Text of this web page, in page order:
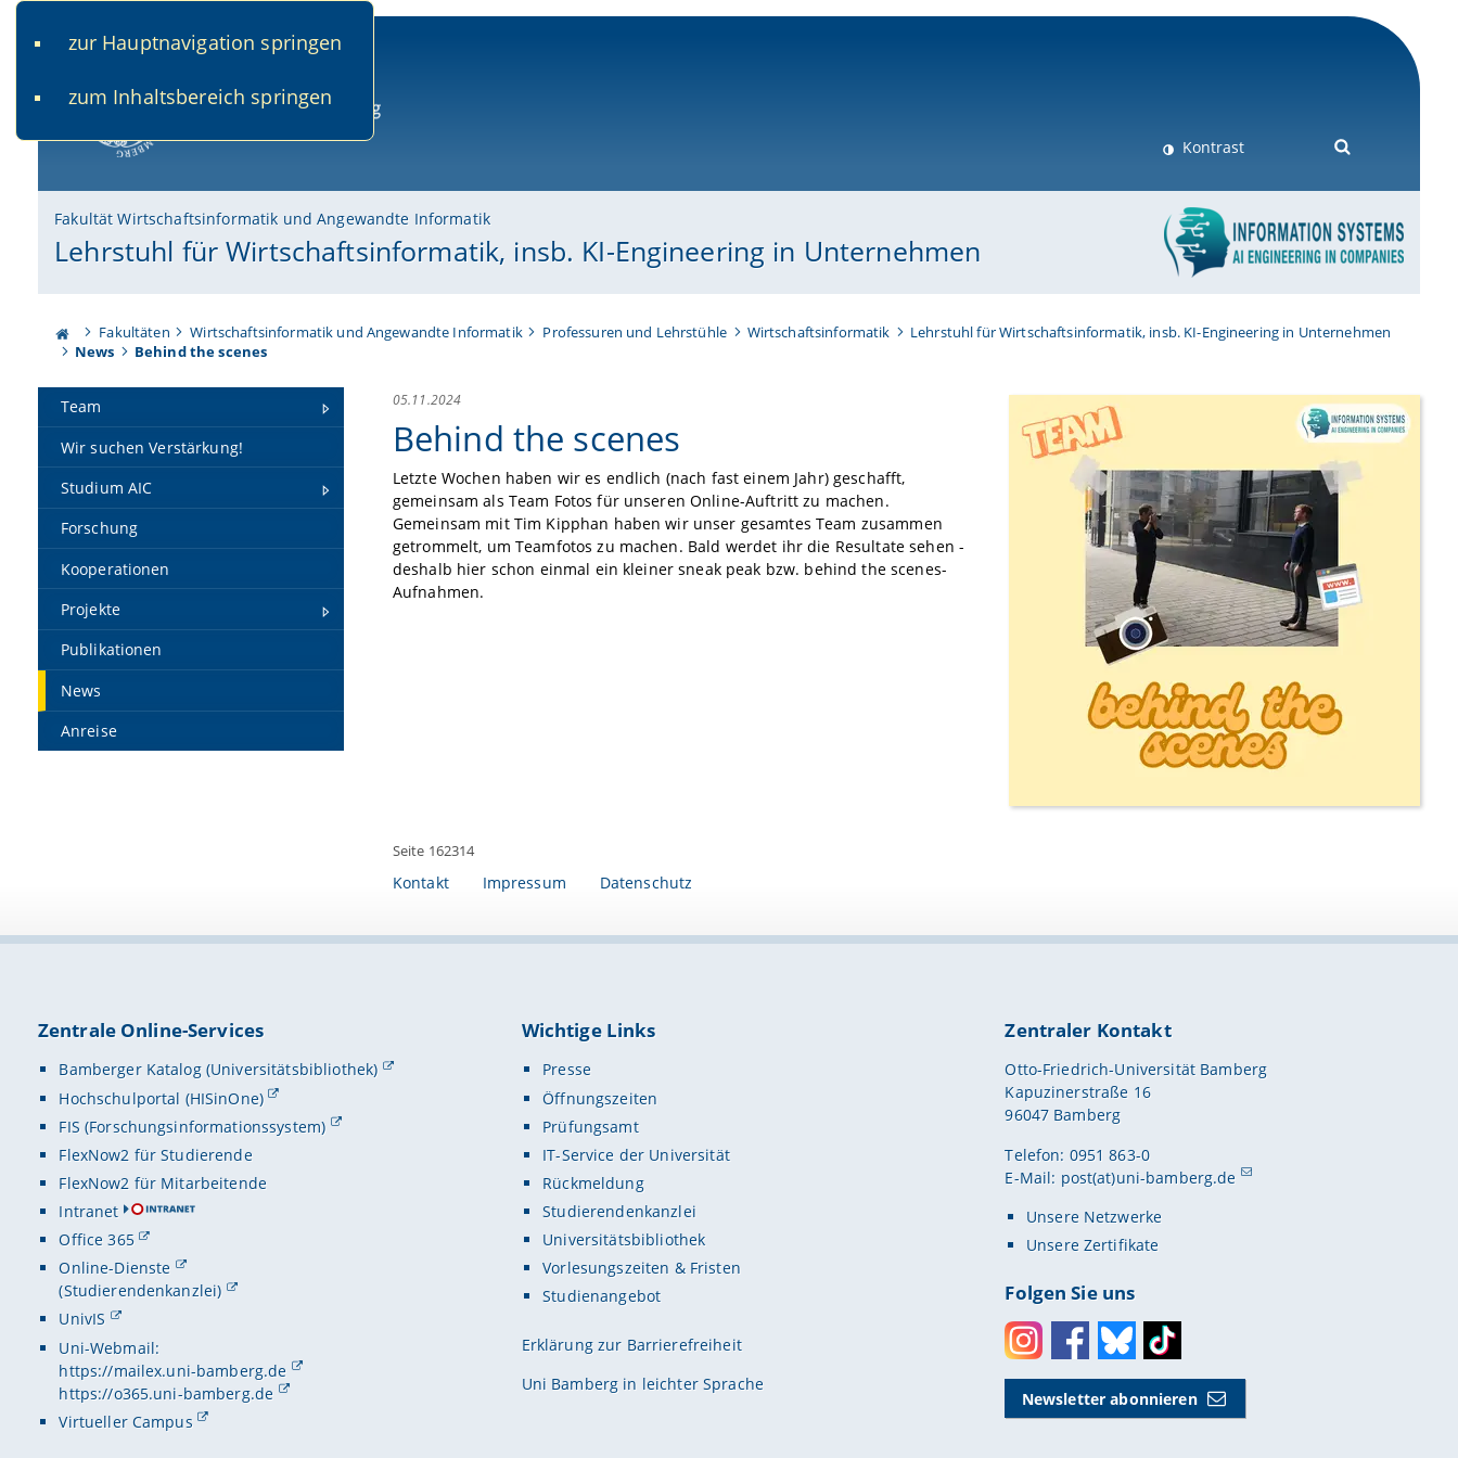
zur Hauptnavigation springen
zum Inhaltsbereich springen
Kontrast
Fakultät Wirtschaftsinformatik und Angewandte Informatik
Lehrstuhl für Wirtschaftsinformatik, insb. KI-Engineering in Unternehmen
Fakultäten Wirtschaftsinformatik und Angewandte Informatik Professuren und Lehrstühle Wirtschaftsinformatik
Lehrstuhl für Wirtschaftsinformatik, insb. KI-Engineering in Unternehmen
News
Behind the scenes
Team
Wir suchen Verstärkung!
Studium AIC
Forschung
Kooperationen
Projekte
Publikationen
News
Anreise
05.11.2024
Behind the scenes
Letzte Wochen haben wir es endlich (nach fast einem Jahr) geschafft,
gemeinsam als Team Fotos für unseren Online-Auftritt zu machen.
Gemeinsam mit Tim Kipphan haben wir unser gesamtes Team zusammen
getrommelt, um Teamfotos zu machen. Bald werdet ihr die Resultate sehen -
deshalb hier schon einmal ein kleiner sneak peak bzw. behind the scenes-
Aufnahmen.
Seite 162314
Kontakt Impressum Datenschutz
Zentrale Online-Services
Bamberger Katalog (Universitätsbibliothek)
Hochschulportal (HISinOne)
FIS (Forschungsinformationssystem)
FlexNow2 für Studierende
FlexNow2 für Mitarbeitende
Intranet
Office 365
Online-Dienste
(Studierendenkanzlei)
UnivIS
Uni-Webmail:
https://mailex.uni-bamberg.de
https://o365.uni-bamberg.de
Virtueller Campus
Wichtige Links
Presse
Öffnungszeiten
Prüfungsamt
IT-Service der Universität
Rückmeldung
Studierendenkanzlei
Universitätsbibliothek
Vorlesungszeiten & Fristen
Studienangebot
Erklärung zur Barrierefreiheit
Uni Bamberg in leichter Sprache
Zentraler Kontakt
Otto-Friedrich-Universität Bamberg
Kapuzinerstraße 16
96047 Bamberg
Telefon: 0951 863-0
E-Mail: post(at)uni-bamberg.de
Unsere Netzwerke
Unsere Zertifikate
Folgen Sie uns
InstagramFacebookBlueskyToktok
Newsletter abonnieren